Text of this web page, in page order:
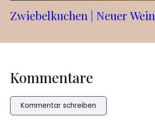
Zwiebelkuchen | Neuer Wein
Kommentare
Kommentar schreiben